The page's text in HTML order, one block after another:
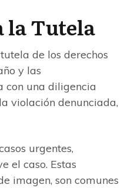
la Tutela
de los derechos
y las
con una diligencia
violación denunciada,
urgentes,
el caso. Estas
imagen, son comunes